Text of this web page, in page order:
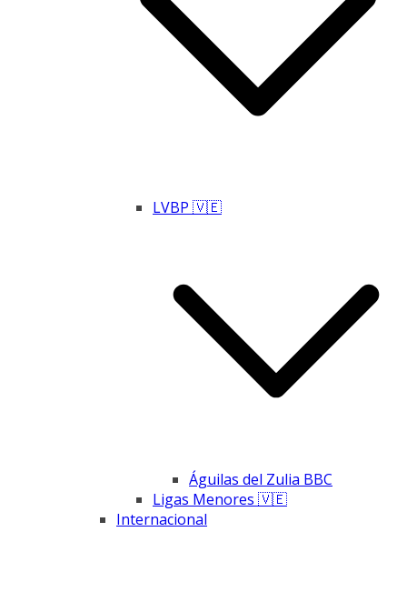
LVBP 🇻🇪
Águilas del Zulia BBC
Ligas Menores 🇻🇪
Internacional